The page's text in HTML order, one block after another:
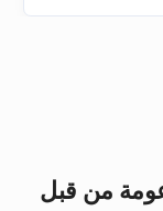
من قبل